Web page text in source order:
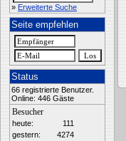
» Erweiterte Suche
Seite empfehlen
Status
66 registrierte Benutzer.
Online: 446 Gäste
Besucher
heute:
111
gestern:
4274